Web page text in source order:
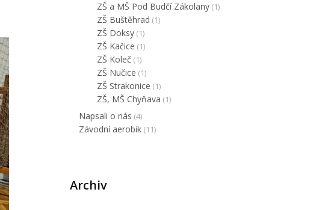
ZŠ a MŠ Pod Budčí Zákolany(1)
ZŠ Buštěhrad (1)
ZŠ Doksy(1)
ZŠ Kačice (1)
ZŠ Koleč (1)
ZŠ Nučice (1)
ZŠ Strakonice (1)
ZŠ, MŠ Chyňava (1)
Napsali o nás (4)
Závodní aerobik(11)
Archiv